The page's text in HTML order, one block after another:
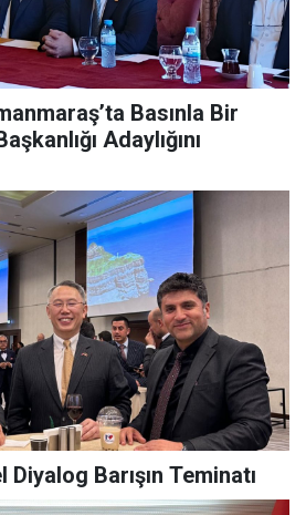
Basınla Bir
Adaylığını
Barışın Teminatı